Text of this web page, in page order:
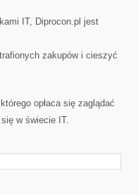
IT, Diprocon.pl jest
zakupów i cieszyć
opłaca się zaglądać
w świecie IT.